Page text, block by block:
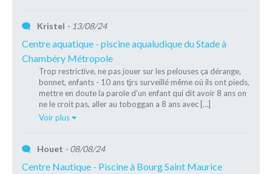
Kristel - 13/08/24
Centre aquatique - piscine aqualudique du Stade à
Chambéry Métropole
Trop restrictive, ne pas jouer sur les pelouses ça dérange,
bonnet, enfants - 10 ans tjrs surveillé même où ils ont pieds,
mettre en doute la parole d'un enfant qui dit avoir 8 ans on
ne le croit pas, aller au toboggan a 8 ans avec […]
Voir plus
Houet - 08/08/24
Centre Nautique - Piscine à Bourg Saint Maurice